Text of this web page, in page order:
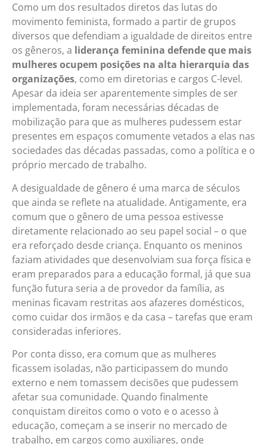
Como um dos resultados diretos das lutas do
movimento feminista, formado a partir de grupos
diversos que defendiam a igualdade de direitos entre
os gêneros, a liderança feminina defende que mais
mulheres ocupem posições na alta hierarquia das
organizações, como em diretorias e cargos C-level.
Apesar da ideia ser aparentemente simples de ser
implementada, foram necessárias décadas de
mobilização para que as mulheres pudessem estar
presentes em espaços comumente vetados a elas nas
sociedades das décadas passadas, como a política e o
próprio mercado de trabalho.
A desigualdade de gênero é uma marca de séculos
que ainda se reflete na atualidade. Antigamente, era
comum que o gênero de uma pessoa estivesse
diretamente relacionado ao seu papel social – o que
era reforçado desde criança. Enquanto os meninos
faziam atividades que desenvolviam sua força física e
eram preparados para a educação formal, já que sua
função futura seria a de provedor da família, as
meninas ficavam restritas aos afazeres domésticos,
como cuidar dos irmãos e da casa – tarefas que eram
consideradas inferiores.
Por conta disso, era comum que as mulheres
ficassem isoladas, não participassem do mundo
externo e nem tomassem decisões que pudessem
afetar sua comunidade. Quando finalmente
conquistam direitos como o voto e o acesso à
educação, começam a se inserir no mercado de
trabalho, em cargos como auxiliares, onde